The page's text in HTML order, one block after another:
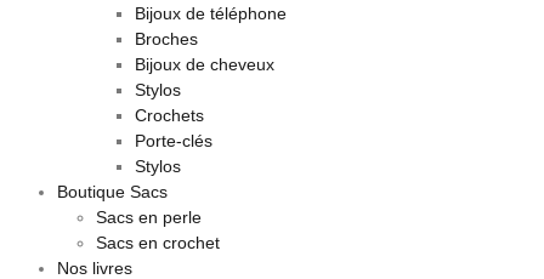
Bijoux de téléphone
Broches
Bijoux de cheveux
Stylos
Crochets
Porte-clés
Stylos
Boutique Sacs
Sacs en perle
Sacs en crochet
Nos livres